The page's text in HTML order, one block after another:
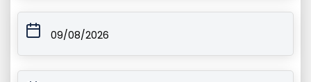
09/08/2026